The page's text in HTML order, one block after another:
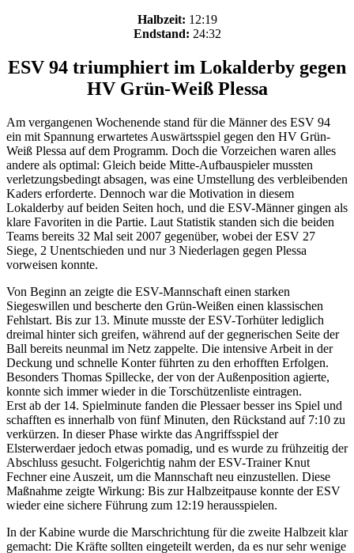
Halbzeit: 12:19
Endstand: 24:32
ESV 94 triumphiert im Lokalderby gegen
HV Grün-Weiß Plessa
Am vergangenen Wochenende stand für die Männer des ESV 94
ein mit Spannung erwartetes Auswärtsspiel gegen den HV Grün-
Weiß Plessa auf dem Programm. Doch die Vorzeichen waren alles
andere als optimal: Gleich beide Mitte-Aufbauspieler mussten
verletzungsbedingt absagen, was eine Umstellung des verbleibenden
Kaders erforderte. Dennoch war die Motivation in diesem
Lokalderby auf beiden Seiten hoch, und die ESV-Männer gingen als
klare Favoriten in die Partie. Laut Statistik standen sich die beiden
Teams bereits 32 Mal seit 2007 gegenüber, wobei der ESV 27
Siege, 2 Unentschieden und nur 3 Niederlagen gegen Plessa
vorweisen konnte.
Von Beginn an zeigte die ESV-Mannschaft einen starken
Siegeswillen und bescherte den Grün-Weißen einen klassischen
Fehlstart. Bis zur 13. Minute musste der ESV-Torhüter lediglich
dreimal hinter sich greifen, während auf der gegnerischen Seite der
Ball bereits neunmal im Netz zappelte. Die intensive Arbeit in der
Deckung und schnelle Konter führten zu den erhofften Erfolgen.
Besonders Thomas Spillecke, der von der Außenposition agierte,
konnte sich immer wieder in die Torschützenliste eintragen.
Erst ab der 14. Spielminute fanden die Plessaer besser ins Spiel und
schafften es innerhalb von fünf Minuten, den Rückstand auf 7:10 zu
verkürzen. In dieser Phase wirkte das Angriffsspiel der
Elsterwerdaer jedoch etwas pomadig, und es wurde zu frühzeitig der
Abschluss gesucht. Folgerichtig nahm der ESV-Trainer Knut
Fechner eine Auszeit, um die Mannschaft neu einzustellen. Diese
Maßnahme zeigte Wirkung: Bis zur Halbzeitpause konnte der ESV
wieder eine sichere Führung zum 12:19 herausspielen.
In der Kabine wurde die Marschrichtung für die zweite Halbzeit klar
gemacht: Die Kräfte sollten eingeteilt werden, da es nur sehr wenige